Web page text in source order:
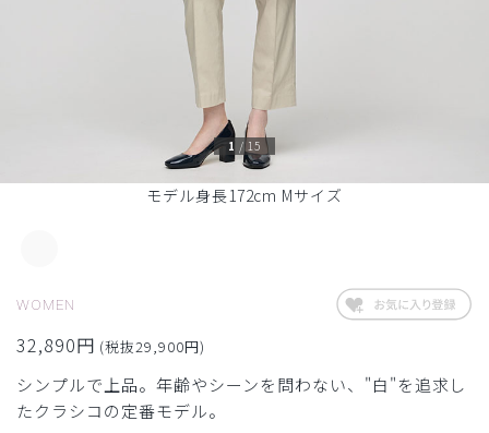
モデル身長172cm Mサイズ
1 /15
WOMEN
32,890円 (税抜29,900円)
シンプルで上品。年齢やシーンを問わない、"白"を追求し
たクラシコの定番モデル。